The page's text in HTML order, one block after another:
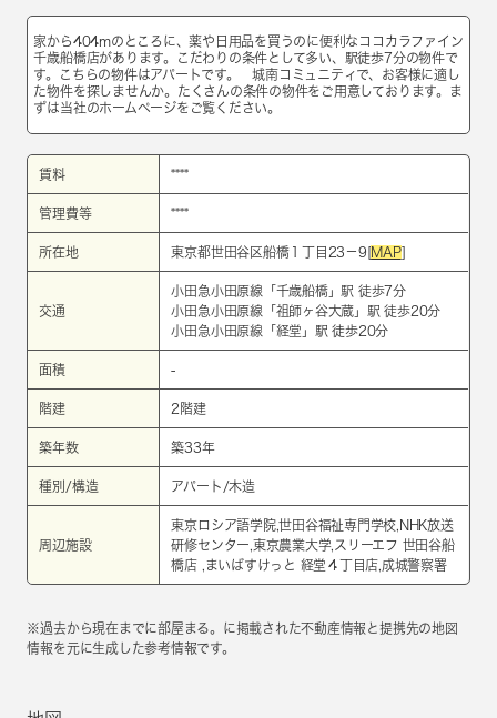
家から404mのところに、薬や日用品を買うのに便利なココカラファイン
千歳船橋店があります。こだわりの条件として多い、駅徒歩7分の物件で
す。こちらの物件はアパートです。 城南コミュニティで、お客様に適し
た物件を探しませんか。たくさんの条件の物件をご用意しております。ま
ずは当社のホームページをご覧ください。
賃料 ****
管理費等 ****
所在地 東京都世田谷区船橋１丁目23－9[ MAP]
交通
小田急小田原線 「 千歳船橋」駅 徒歩7分
小田急小田原線 「 祖師ヶ谷大蔵 」駅 徒歩20分
小田急小田原線 「 経堂 」駅 徒歩20分
面積 -
階建 2階建
築年数 築33年
種別/構造 アパート/木造
周辺施設
東京ロシア語学院,世田谷福祉専門学校,NHK放送
研修センター,東京農業大学,スリーエフ 世田谷船
橋店 ,まいばすけっと 経堂４丁目店,成城警察署
※過去から現在までに部屋まる。に掲載された不動産情報と提携先の地図
情報を元に生成した参考情報です。